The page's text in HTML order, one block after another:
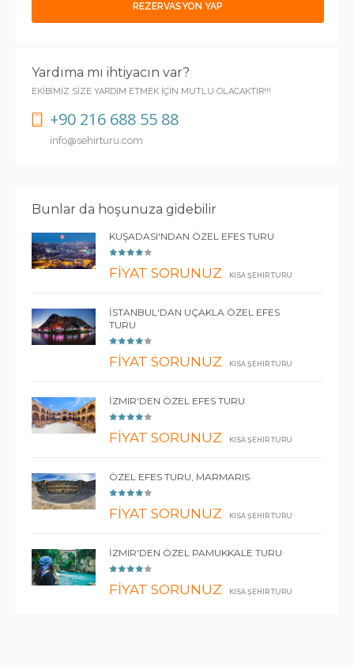
REZERVASYON YAP
Yardıma mı ihtiyacın var?
EKİBİMİZ SİZE YARDIM ETMEK İÇİN MUTLU OLACAKTIR!!!
+90 216 688 55 88
info@sehirturu.com
Bunlar da hoşunuza gidebilir
KUŞADASI'NDAN ÖZEL EFES TURU
FİYAT SORUNUZ KISA ŞEHIR TURU
İSTANBUL'DAN UÇAKLA ÖZEL EFES
TURU
FİYAT SORUNUZ KISA ŞEHIR TURU
İZMIR'DEN ÖZEL EFES TURU
FİYAT SORUNUZ KISA ŞEHIR TURU
ÖZEL EFES TURU, MARMARIS
FİYAT SORUNUZ KISA ŞEHIR TURU
İZMIR'DEN ÖZEL PAMUKKALE TURU
FİYAT SORUNUZ KISA ŞEHIR TURU